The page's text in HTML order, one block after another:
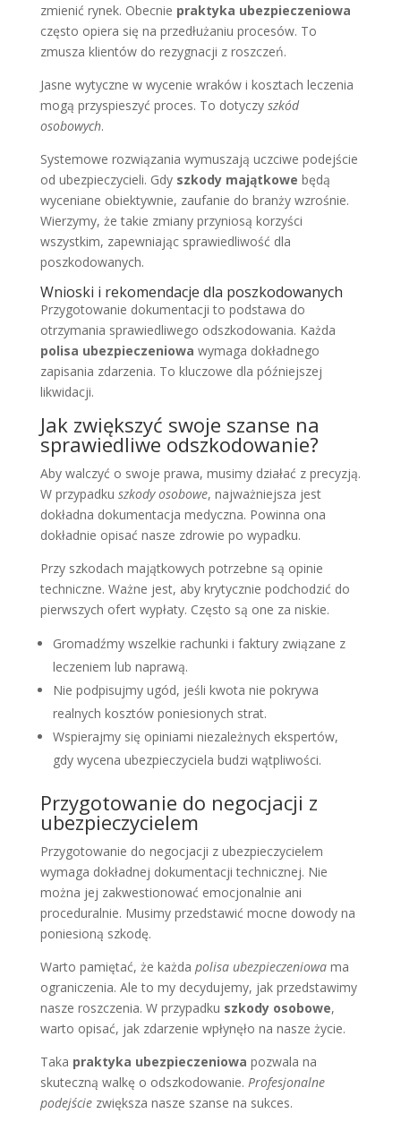
zmienić rynek. Obecnie praktyka ubezpieczeniowa
często opiera się na przedłużaniu procesów. To
zmusza klientów do rezygnacji z roszczeń.
Jasne wytyczne w wycenie wraków i kosztach leczenia
mogą przyspieszyć proces. To dotyczy szkód
osobowych.
Systemowe rozwiązania wymuszają uczciwe podejście
od ubezpieczycieli. Gdy szkody majątkowe będą
wyceniane obiektywnie, zaufanie do branży wzrośnie.
Wierzymy, że takie zmiany przyniosą korzyści
wszystkim, zapewniając sprawiedliwość dla
poszkodowanych.
Wnioski i rekomendacje dla poszkodowanych
Przygotowanie dokumentacji to podstawa do
otrzymania sprawiedliwego odszkodowania. Każda
polisa ubezpieczeniowa wymaga dokładnego
zapisania zdarzenia. To kluczowe dla późniejszej
likwidacji.
Jak zwiększyć swoje szanse na
sprawiedliwe odszkodowanie?
Aby walczyć o swoje prawa, musimy działać z precyzją.
W przypadku szkody osobowe, najważniejsza jest
dokładna dokumentacja medyczna. Powinna ona
dokładnie opisać nasze zdrowie po wypadku.
Przy szkodach majątkowych potrzebne są opinie
techniczne. Ważne jest, aby krytycznie podchodzić do
pierwszych ofert wypłaty. Często są one za niskie.
Gromadźmy wszelkie rachunki i faktury związane z
leczeniem lub naprawą.
Nie podpisujmy ugód, jeśli kwota nie pokrywa
realnych kosztów poniesionych strat.
Wspierajmy się opiniami niezależnych ekspertów,
gdy wycena ubezpieczyciela budzi wątpliwości.
Przygotowanie do negocjacji z
ubezpieczycielem
Przygotowanie do negocjacji z ubezpieczycielem
wymaga dokładnej dokumentacji technicznej. Nie
można jej zakwestionować emocjonalnie ani
proceduralnie. Musimy przedstawić mocne dowody na
poniesioną szkodę.
Warto pamiętać, że każda polisa ubezpieczeniowama
ograniczenia. Ale to my decydujemy, jak przedstawimy
nasze roszczenia. W przypadku szkody osobowe,
warto opisać, jak zdarzenie wpłynęło na nasze życie.
Taka praktyka ubezpieczeniowa pozwala na
skuteczną walkę o odszkodowanie. Profesjonalne
podejściezwiększa nasze szanse na sukces.